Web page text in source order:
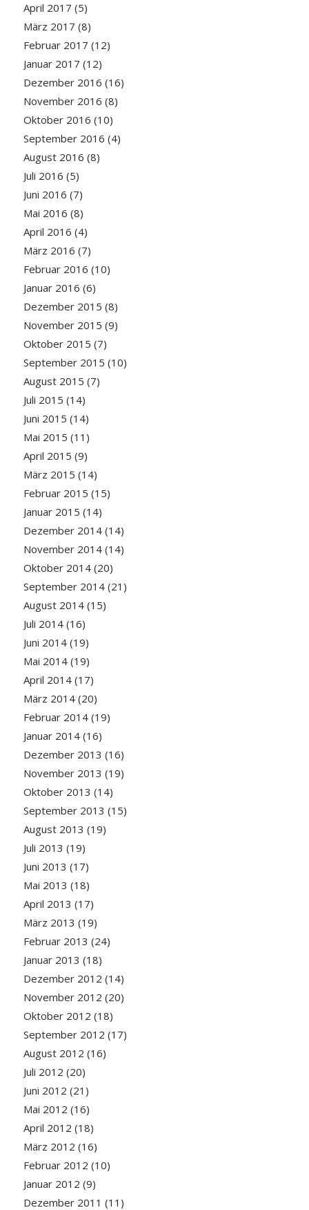
April 2017 (5)
März 2017 (8)
Februar 2017 (12)
Januar 2017 (12)
Dezember 2016 (16)
November 2016 (8)
Oktober 2016 (10)
September 2016 (4)
August 2016 (8)
Juli 2016 (5)
Juni 2016 (7)
Mai 2016 (8)
April 2016 (4)
März 2016 (7)
Februar 2016 (10)
Januar 2016 (6)
Dezember 2015 (8)
November 2015 (9)
Oktober 2015 (7)
September 2015 (10)
August 2015 (7)
Juli 2015 (14)
Juni 2015 (14)
Mai 2015 (11)
April 2015 (9)
März 2015 (14)
Februar 2015 (15)
Januar 2015 (14)
Dezember 2014(14)
November 2014(14)
Oktober 2014(20)
September 2014(21)
August 2014(15)
Juli 2014(16)
Juni 2014(19)
Mai 2014(19)
April 2014(17)
März 2014(20)
Februar 2014(19)
Januar 2014(16)
Dezember 2013 (16)
November 2013 (19)
Oktober 2013 (14)
September 2013 (15)
August 2013 (19)
Juli 2013 (19)
Juni 2013 (17)
Mai 2013 (18)
April 2013 (17)
März 2013 (19)
Februar 2013 (24)
Januar 2013 (18)
Dezember 2012 (14)
November 2012 (20)
Oktober 2012 (18)
September 2012 (17)
August 2012 (16)
Juli 2012 (20)
Juni 2012 (21)
Mai 2012 (16)
April 2012 (18)
März 2012 (16)
Februar 2012 (10)
Januar 2012 (9)
Dezember 2011 (11)